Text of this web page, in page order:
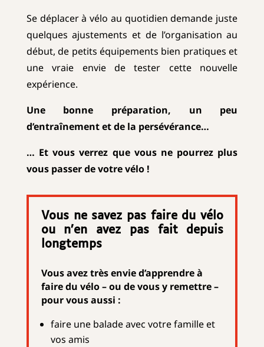
Se déplacer à vélo au quotidien demande juste
quelques ajustements et de l’organisation au
début, de petits équipements bien pratiques et
une vraie envie de tester cette nouvelle
expérience.
Une bonne préparation, un peu
d’entraînement et de la persévérance…
… Et vous verrez que vous ne pourrez plus
vous passer de votre vélo !
Vous ne savez pas faire du vélo
ou n’en avez pas fait depuis
longtemps
Vous avez très envie d’apprendre à
faire du vélo – ou de vous y remettre –
pour vous aussi :
faire une balade avec votre famille et
vos amis